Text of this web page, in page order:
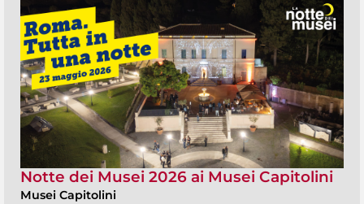
Notte dei Musei 2026 ai Musei Capitolini
Musei Capitolini